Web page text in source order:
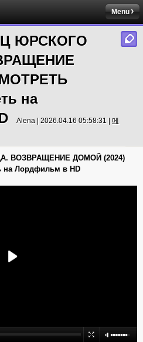
Menu
ЮРСКОГО
на
Alena | 2026.04.16 05:58:31 | 메
ВОЗВРАЩЕНИЕ ДОМОЙ (2024)
Лордфильм в HD